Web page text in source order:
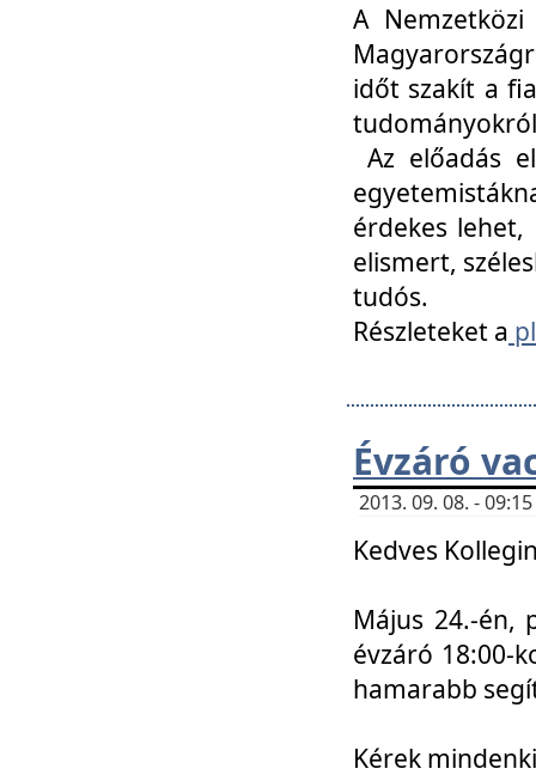
A
időt szakít a
Az előadás
érdekes lehet,
elismert,
tudós.
Részleteket a
Évzáró
2013. 09. 08. -
Kedves
Május 24.-én,
évzáró 18:00-
hamarabb
Kérek